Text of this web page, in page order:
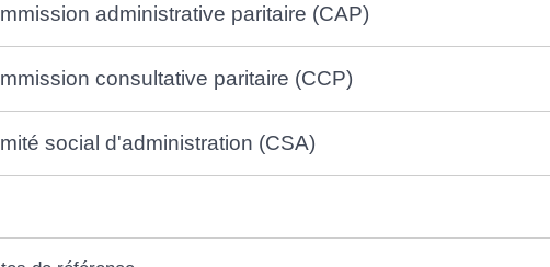
administrative paritaire (CAP)
consultative paritaire (CCP)
social d'administration (CSA)